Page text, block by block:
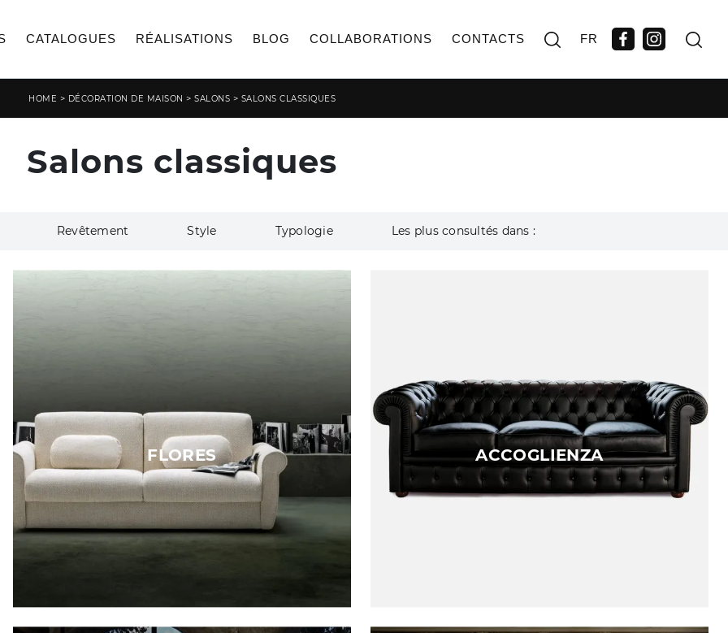
CATALOGUES RÉALISATIONS BLOG COLLABORATIONS CONTACTS FR
HOME > DÉCORATION DE MAISON > SALONS > SALONS CLASSIQUES
Salons classiques
Revêtement Style Typologie Les plus consultés dans :
FLORES ACCOGLIENZA